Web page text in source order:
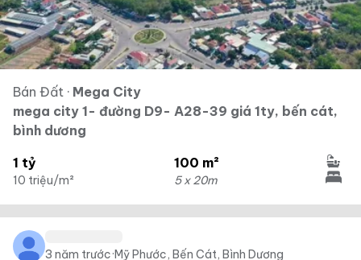
Bán Đất · Mega City
mega city 1- đường D9- A28-39 giá 1ty, bến cát,
bình dương
1 tỷ
10 triệu/m²
100 m²
5 x 20m
3 năm trước·Mỹ Phước, Bến Cát, Bình Dương